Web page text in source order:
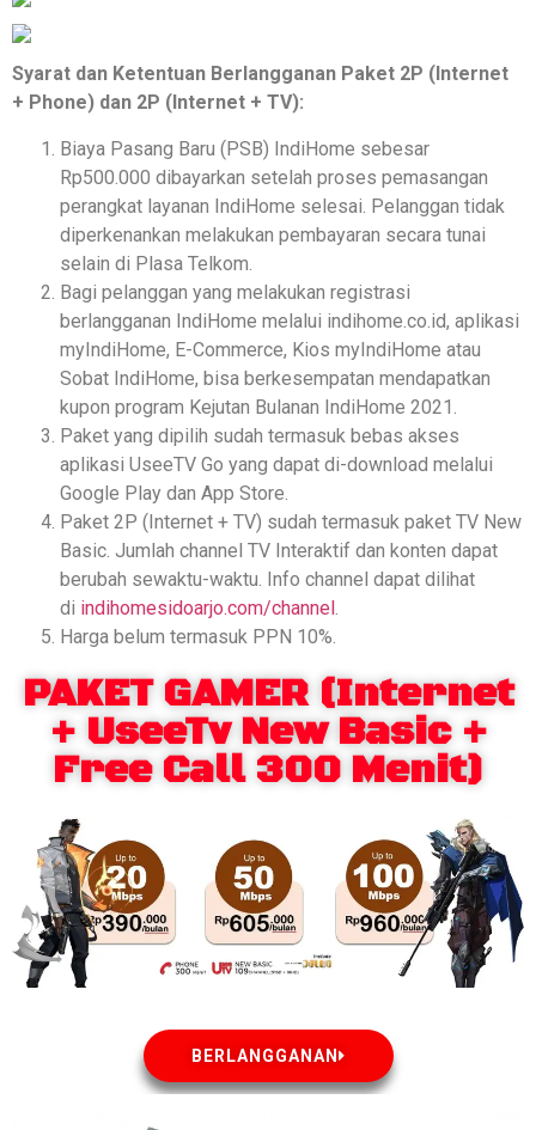
Syarat dan Ketentuan Berlangganan Paket 2P (Internet
+ Phone) dan 2P (Internet + TV):
Biaya Pasang Baru (PSB) IndiHome sebesar
Rp500.000 dibayarkan setelah proses pemasangan
perangkat layanan IndiHome selesai. Pelanggan tidak
diperkenankan melakukan pembayaran secara tunai
selain di Plasa Telkom.
Bagi pelanggan yang melakukan registrasi
berlangganan IndiHome melalui indihome.co.id, aplikasi
myIndiHome, E-Commerce, Kios myIndiHome atau
Sobat IndiHome, bisa berkesempatan mendapatkan
kupon program Kejutan Bulanan IndiHome 2021.
Paket yang dipilih sudah termasuk bebas akses
aplikasi UseeTV Go yang dapat di-download melalui
Google Play dan App Store.
Paket 2P (Internet + TV) sudah termasuk paket TV New
Basic. Jumlah channel TV Interaktif dan konten dapat
berubah sewaktu-waktu. Info channel dapat dilihat
di indihomesidoarjo.com/channel
Harga belum termasuk PPN 10%.
PAKET GAMER (Internet
+ UseeTv New Basic +
Free Call 300 Menit)
BERLANGGANAN